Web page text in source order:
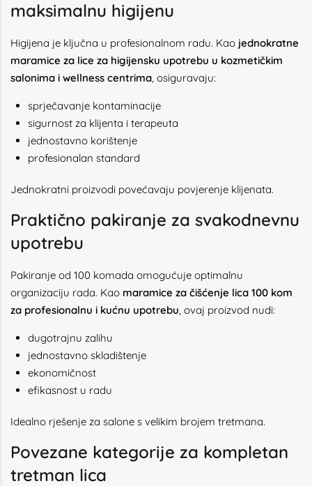
maksimalnu higijenu
Higijena je ključna u profesionalnom radu. Kao jednokratne
maramice za lice za higijensku upotrebu u kozmetičkim
salonima i wellness centrima, osiguravaju:
sprječavanje kontaminacije
sigurnost za klijenta i terapeuta
jednostavno korištenje
profesionalan standard
Jednokratni proizvodi povećavaju povjerenje klijenata.
Praktično pakiranje za svakodnevnu
upotrebu
Pakiranje od 100 komada omogućuje optimalnu
organizaciju rada. Kao maramice za čišćenje lica 100 kom
za profesionalnu i kućnu upotrebu, ovaj proizvod nudi:
dugotrajnu zalihu
jednostavno skladištenje
ekonomičnost
efikasnost u radu
Idealno rješenje za salone s velikim brojem tretmana.
Povezane kategorije za kompletan
tretman lica